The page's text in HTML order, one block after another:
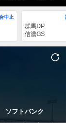
中止
群馬DP
信濃GS
ソフトバンク